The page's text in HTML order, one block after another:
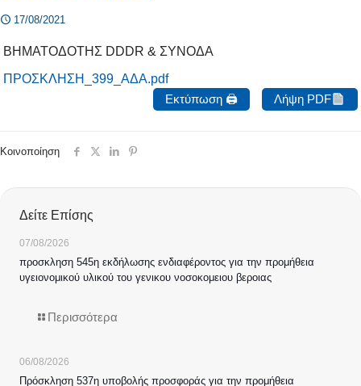
17/08/2021
ΒΗΜΑΤΟΔΟΤΗΣ DDDR & ΣΥΝΟΔΑ
ΠΡΟΣΚΛΗΣΗ_399_ΑΔΑ.pdf
Εκτύπωση 🖨
Λήψη PDF
Κοινοποίηση
Δείτε Επίσης
07/08/2026
προσκληση 545η εκδήλωσης ενδιαφέροντος για την προμήθεια
υγειονομικού υλικού του γενικου νοσοκομειου βεροιας
Περισσότερα
06/08/2026
Πρόσκληση 537η υποβολής προσφοράς για την προμήθεια